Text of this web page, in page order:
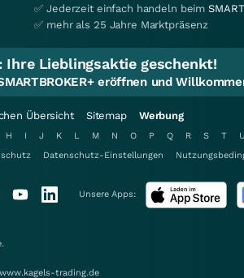
✅ Jederzeit einfach handeln beim
✅ mehr als 25 Jahre Marktpräsenz
Ihre Lieblingsaktie geschenkt!
eröffnen und
Übersicht Sitemap Werbung
H I J K L M N O P Q R S T U
Datenschutz-Einstellungen
Unsere Apps:
trading.de